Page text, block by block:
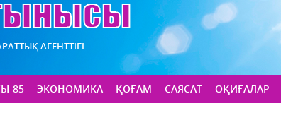
АГЕНТТІГІ
85 ЭКОНОМИКА ҚОҒАМ САЯСАТ ОҚИҒАЛАР